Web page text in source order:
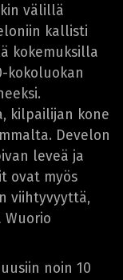
välillä
kallisti
kokemuksilla
kokoluokan
kilpailijan kone
Develon
leveä ja
ovat myös
viihtyvyyttä,
noin 10